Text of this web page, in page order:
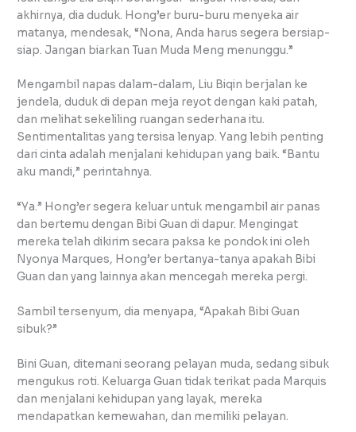
akhirnya, dia duduk. Hong’er buru-buru menyeka air
matanya, mendesak, “Nona, Anda harus segera bersiap-
siap. Jangan biarkan Tuan Muda Meng menunggu.”
Mengambil napas dalam-dalam, Liu Biqin berjalan ke
jendela, duduk di depan meja reyot dengan kaki patah,
dan melihat sekeliling ruangan sederhana itu.
Sentimentalitas yang tersisa lenyap. Yang lebih penting
dari cinta adalah menjalani kehidupan yang baik. “Bantu
aku mandi,” perintahnya.
“Ya.” Hong’er segera keluar untuk mengambil air panas
dan bertemu dengan Bibi Guan di dapur. Mengingat
mereka telah dikirim secara paksa ke pondok ini oleh
Nyonya Marques, Hong’er bertanya-tanya apakah Bibi
Guan dan yang lainnya akan mencegah mereka pergi.
Sambil tersenyum, dia menyapa, “Apakah Bibi Guan
sibuk?”
Bini Guan, ditemani seorang pelayan muda, sedang sibuk
mengukus roti. Keluarga Guan tidak terikat pada Marquis
dan menjalani kehidupan yang layak, mereka
mendapatkan kemewahan, dan memiliki pelayan.